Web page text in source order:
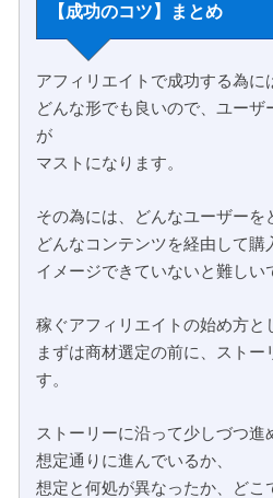
【成功のコツ】まとめ
アフィリエイトで成功する為に
どんな形でも良いので、ユーザ
が
マストになります。
その為には、どんなユーザーを
どんなコンテンツを経由して購
イメージできていないと難しい
稼ぐアフィリエイトの始め方と
まずは商材選定の前に、スト
す。
ストーリーに沿って少しづつ進
想定通りに進んでいるか、
想定と何処が異なったか、どこ